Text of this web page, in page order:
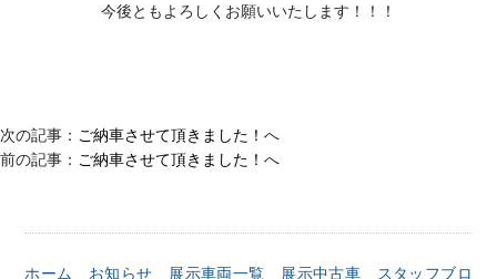
今後ともよろしくお願いいたします！！！
次の記事： ご納車させて頂きました！ へ
前の記事： ご納車させて頂きました！ へ
ホーム お知らせ 展示車両一覧 展示中古車 スタッフブロ